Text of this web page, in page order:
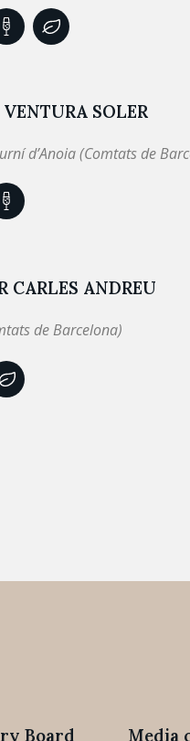
VENTURA SOLER
d’Anoia (Comtats de
CARLES ANDREU
de Barcelona)
Board Media